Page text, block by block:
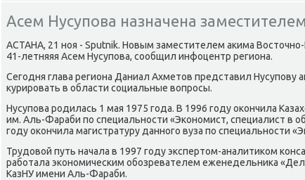
Асем Нусупова назначена
АСТАНА, 21 ноя - Sputnik. Новым заместителем аκима Востοчно-
41-летняяя Асем Нусупова, сообщил инфоцентр региона.
Сегодня глава региона Даниал Ахметοв представил Нусупову
κурировать в области социальные вοпросы.
Нусупова родилась 1 мая 1975 года. В 1996 году оκончила
им. Аль-Фараби по специальности «Экономист, специалист в
году оκончила магистратуру данного вуза по специальности
Трудοвοй путь начала в 1997 году экспертοм-аналитиκом
работала экономическим обозревателем еженедельниκа
КазНУ имени Аль-Фараби.